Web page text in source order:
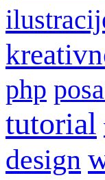
php
tutorial
design